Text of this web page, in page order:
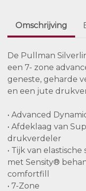
Omschrijving
De Pullman
een 7- zone
geneste, geharde
en een jute
• Advanced
• Afdeklaag van
drukverdeler
• Tijk van
met Sensity®
comfortfill
• 7-Zone